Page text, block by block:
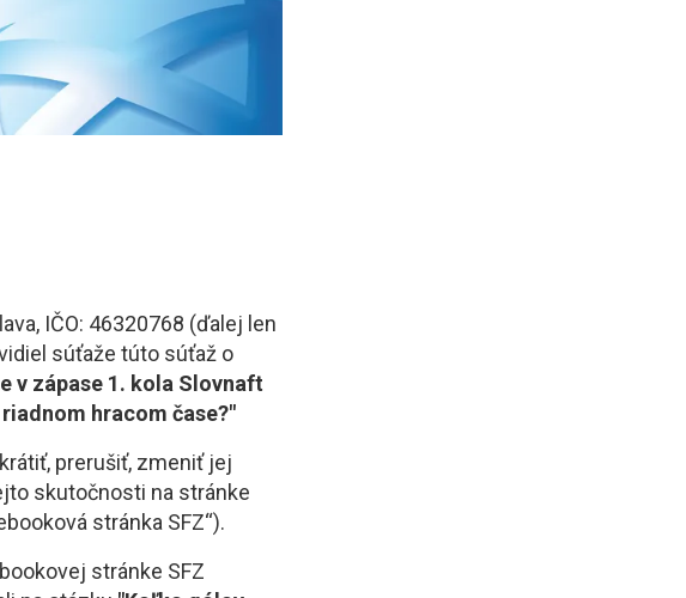
IČO: 46320768 (ďalej len
súťaže túto súťaž o
v zápase 1. kola Slovnaft
hracom čase?"
prerušiť, zmeniť jej
skutočnosti na stránke
stránka SFZ“).
stránke SFZ